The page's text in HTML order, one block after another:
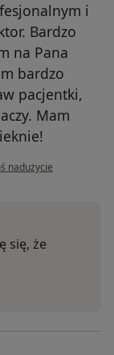
i
Bardzo
na Pana
bardzo
pacjentki,
Mam
użytkownika
nadużycie
się, że